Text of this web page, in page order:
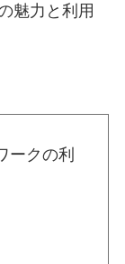
魅力と利用
ークの利